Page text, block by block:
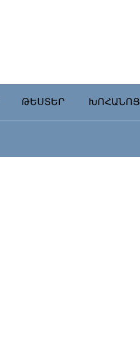
ԹԵՍՏԵՐ ԽՈՀԱՆՈՑ